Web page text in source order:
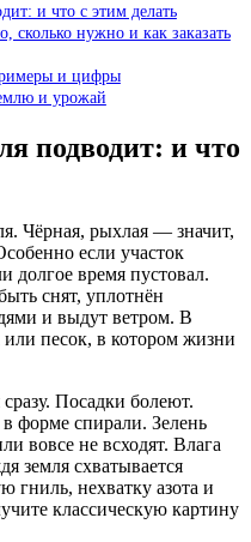
и что с этим делать
сколько нужно и как заказать
и цифры
и урожай
подводит: и что
Чёрная, рыхлая — значит,
если участок
долгое время пустовал.
снят, уплотнён
и выдут ветром. В
или песок, в котором жизни
Посадки болеют.
форме спирали. Зелень
вовсе не всходят. Влага
земля схватывается
гниль, нехватку азота и
классическую картину